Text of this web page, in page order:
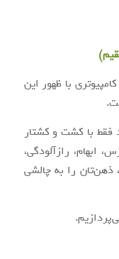
با ظهور این
فقط با کشت و کشتار
ابهام، رازآلودگی،
ذهن‌تان را به چالشی